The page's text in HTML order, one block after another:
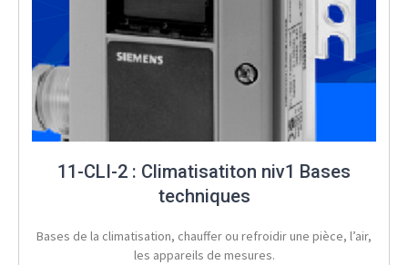
11-CLI-2 : Climatisatiton niv1 Bases
techniques
Bases de la climatisation, chauffer ou refroidir une pièce, l’air,
les appareils de mesures.